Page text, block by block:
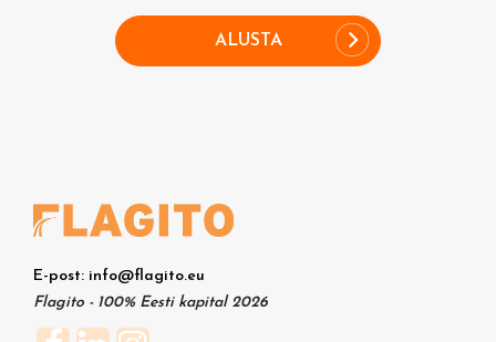
ALUSTA
E-post: info@flagito.eu
Flagito - 100% Eesti kapital 2026